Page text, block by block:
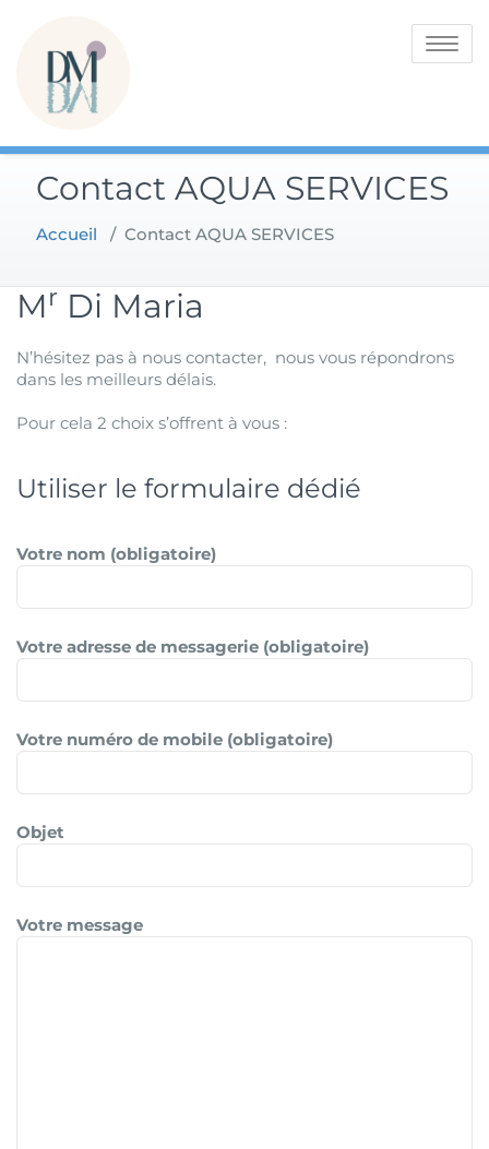
Piscines
Piscines coque Di
Maria – AQUA
Toggle
Contact AQUA SERVICES
Accueil / Contact AQUA SERVICES
Mr Di Maria
N’hésitez pas à nous contacter, nous vous répondrons
dans les meilleurs délais.
Pour cela 2 choix s’offrent à vous :
Utiliser le formulaire dédié
Votre nom (obligatoire)
Votre adresse de messagerie (obligatoire)
Votre numéro de mobile (obligatoire)
Objet
Votre message